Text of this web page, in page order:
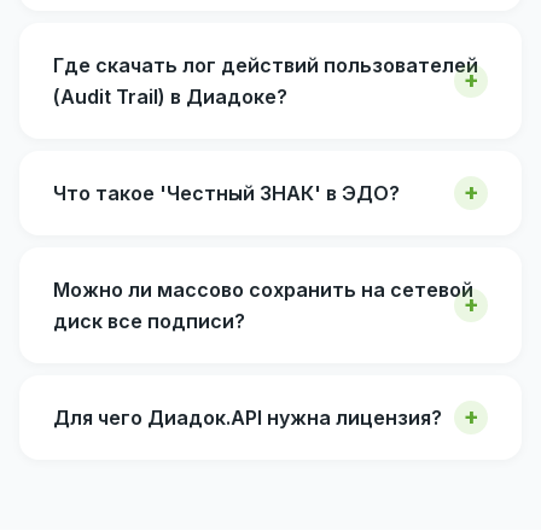
Где скачать лог действий пользователей
(Audit Trail) в Диадоке?
Что такое 'Честный ЗНАК' в ЭДО?
Можно ли массово сохранить на сетевой
диск все подписи?
Для чего Диадок.API нужна лицензия?